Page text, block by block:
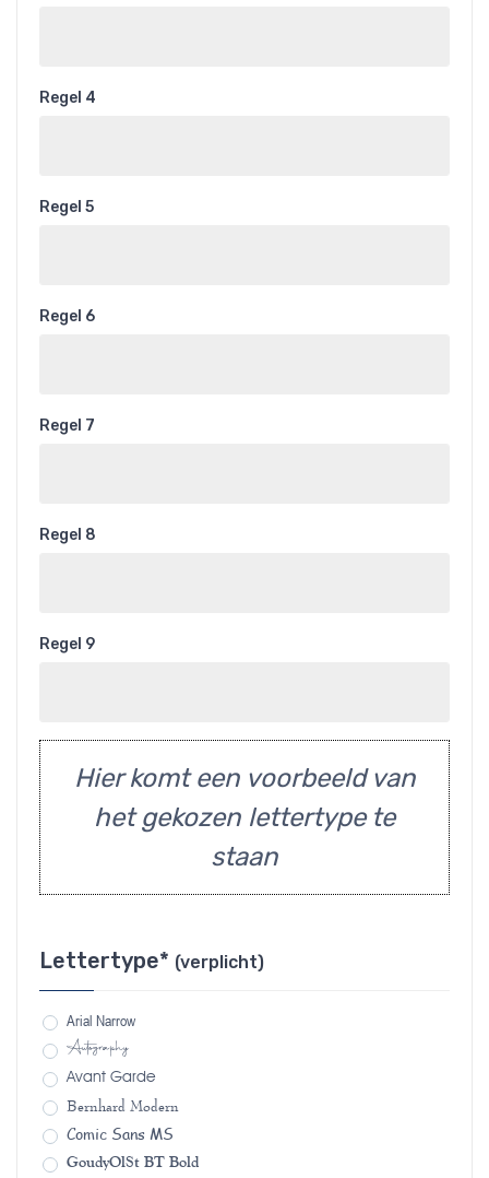
Regel 4
Regel 5
Regel 6
Regel 7
Regel 8
Regel 9
Hier komt een voorbeeld van
het gekozen lettertype te
staan
Lettertype* (verplicht)
Arial Narrow
Autography
Avant Garde
Bernhard Modern
Comic Sans MS
GoudyOlSt BT Bold